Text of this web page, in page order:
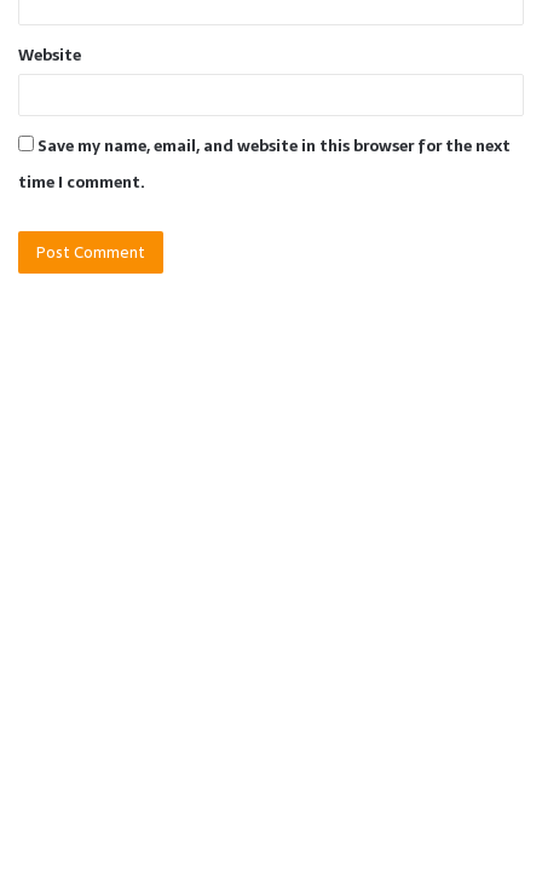
Website
Save my name, email, and website in this browser for the next
time I comment.